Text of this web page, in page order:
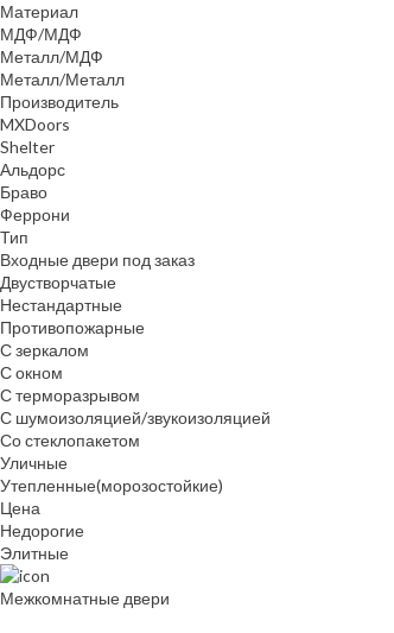
Материал
МДФ/МДФ
Металл/МДФ
Металл/Металл
Производитель
MXDoors
Shelter
Альдорс
Браво
Феррони
Тип
Входные двери под заказ
Двустворчатые
Нестандартные
Противопожарные
С зеркалом
С окном
С терморазрывом
С шумоизоляцией/звукоизоляцией
Со стеклопакетом
Уличные
Утепленные(морозостойкие)
Цена
Недорогие
Элитные
Межкомнатные двери